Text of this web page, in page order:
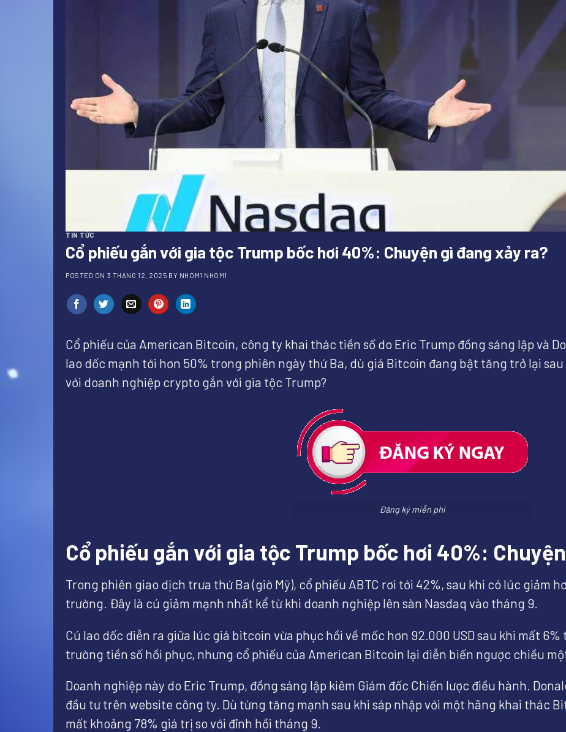
TIN TỨC
Cổ phiếu gắn với gia tộc Trump bốc hơi 40%: Chuyện gì đang xảy ra?
POSTED ON 3 THÁNG 12, 2025 BY NHOM1 NHOM1
Cổ phiếu của American Bitcoin, công ty khai thác tiền số do Eric Trump đồng sáng lập và
lao dốc mạnh tới hơn 50% trong phiên ngày thứ Ba, dù giá Bitcoin đang bật tăng trở lại
với doanh nghiệp crypto gắn với gia tộc Trump?
Đăng ký miễn phí
Cổ phiếu gắn với gia tộc Trump bốc hơi 40%:
Trong phiên giao dịch trưa thứ Ba (giờ Mỹ), cổ phiếu ABTC rơi tới 42%, sau khi có lúc giảm
trường. Đây là cú giảm mạnh nhất kể từ khi doanh nghiệp lên sàn Nasdaq vào tháng 9.
Cú lao dốc diễn ra giữa lúc giá bitcoin vừa phục hồi về mốc hơn 92.000 USD sau khi mất
trường tiền số hồi phục, nhưng cổ phiếu của American Bitcoin lại diễn biến ngược chiều
Doanh nghiệp này do Eric Trump, đồng sáng lập kiêm Giám đốc Chiến lược điều hành.
đầu tư trên website công ty. Dù từng tăng mạnh sau khi sáp nhập với một hãng khai thác
mất khoảng 78% giá trị so với đỉnh hồi tháng 9.